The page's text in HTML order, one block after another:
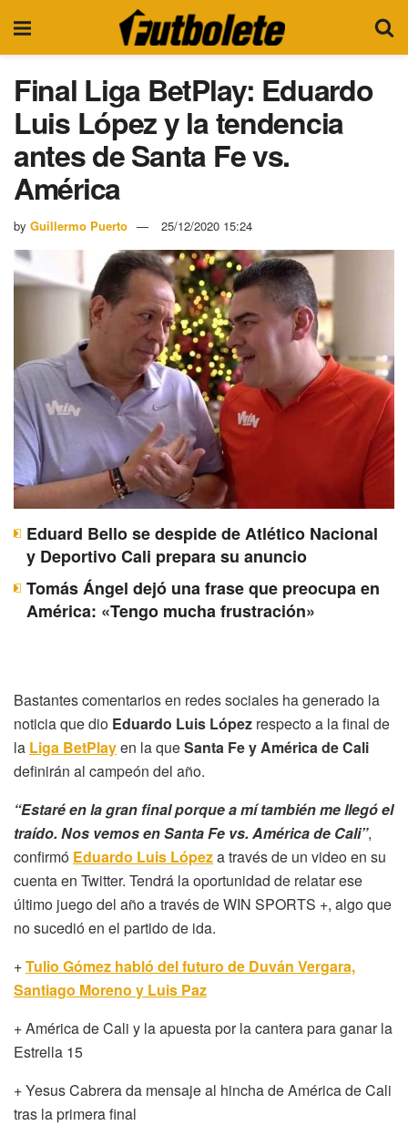
Final Liga BetPlay: Eduardo
Luis López y la tendencia
antes de Santa Fe vs.
América
by Guillermo Puerto 25/12/2020 15:24
Eduard Bello se despide de Atlético Nacional
y Deportivo Cali prepara su anuncio
Tomás Ángel dejó una frase que preocupa en
América: «Tengo mucha frustración»
Bastantes comentarios en redes sociales ha generado la
noticia que dio Eduardo Luis López respecto a la final de
la Liga BetPlayen la queSanta Fe y América de Cali
definirán al campeón del año.
“Estaré en la gran final porque a mí también me llegó el
traído. Nos vemos en Santa Fe vs. América de Cali”,
confirmó Eduardo Luis Lópeza través de un video en su
cuenta en Twitter. Tendrá la oportunidad de relatar ese
último juego del año a través de WIN SPORTS +, algo que
no sucedió en el partido de ida.
+Tulio Gómez habló del futuro de Duván Vergara,
Santiago Moreno y Luis Paz
+ América de Cali y la apuesta por la cantera para ganar la
Estrella 15
+ Yesus Cabrera da mensaje al hincha de América de Cali
tras la primera final